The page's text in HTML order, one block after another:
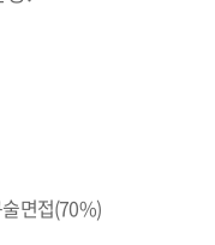
면접(70%)